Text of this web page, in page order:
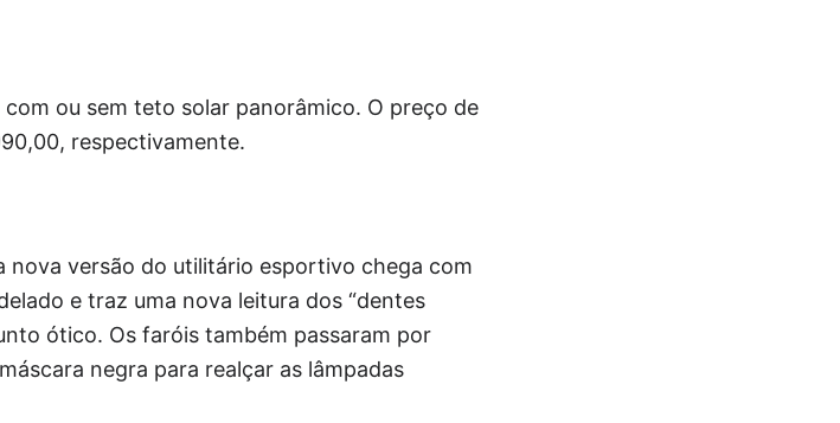
ou sem teto solar panorâmico. O preço de
respectivamente.
nova versão do utilitário esportivo chega com
e traz uma nova leitura dos “dentes
ótico. Os faróis também passaram por
negra para realçar as lâmpadas